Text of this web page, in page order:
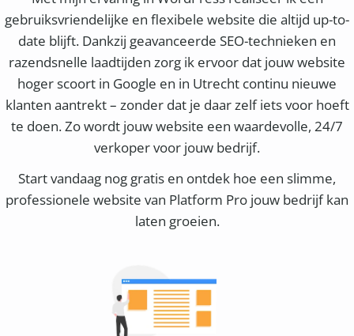
gebruiksvriendelijke en flexibele website die altijd up-to-
date blijft. Dankzij geavanceerde SEO-technieken en
razendsnelle laadtijden zorg ik ervoor dat jouw website
hoger scoort in Google en in Utrecht continu nieuwe
klanten aantrekt – zonder dat je daar zelf iets voor hoeft
te doen. Zo wordt jouw website een waardevolle, 24/7
verkoper voor jouw bedrijf.
Start vandaag nog gratis en ontdek hoe een slimme,
professionele website van Platform Pro jouw bedrijf kan
laten groeien.